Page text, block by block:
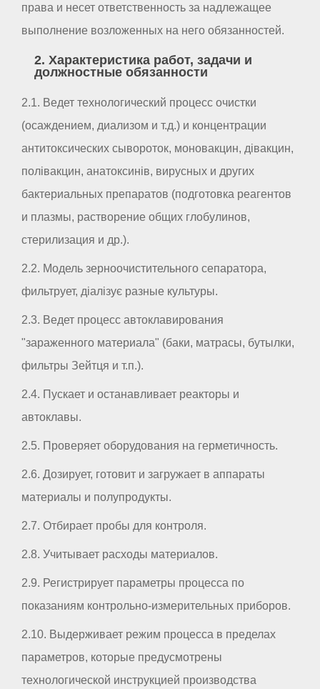
права и несет ответственность за надлежащее
выполнение возложенных на него обязанностей.
2. Характеристика работ, задачи и
должностные обязанности
2.1. Ведет технологический процесс очистки
(осаждением, диализом и т.д.) и концентрации
антитоксических сывороток, моновакцин, дівакцин,
полівакцин, анатоксинів, вирусных и других
бактериальных препаратов (подготовка реагентов
и плазмы, растворение общих глобулинов,
стерилизация и др.).
2.2. Модель зерноочистительного сепаратора,
фильтрует, діалізує разные культуры.
2.3. Ведет процесс автоклавирования
"зараженного материала" (баки, матрасы, бутылки,
фильтры Зейтця и т.п.).
2.4. Пускает и останавливает реакторы и
автоклавы.
2.5. Проверяет оборудования на герметичность.
2.6. Дозирует, готовит и загружает в аппараты
материалы и полупродукты.
2.7. Отбирает пробы для контроля.
2.8. Учитывает расходы материалов.
2.9. Регистрирует параметры процесса по
показаниям контрольно-измерительных приборов.
2.10. Выдерживает режим процесса в пределах
параметров, которые предусмотрены
технологической инструкцией производства